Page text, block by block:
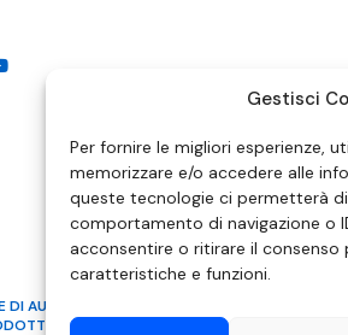
Gestisci
Per fornire le migliori esperienze,
memorizzare e/o accedere alle
queste tecnologie ci permetterà
comportamento di navigazione o
acconsentire o ritirare il consenso
caratteristiche e funzioni.
AUTOREGOLAMENTAZIONE IN MATERIA DI
DALLA LEGGE 6 NOVEMBRE 2003, N. 313